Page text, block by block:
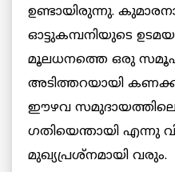
ഉണ്ടായിരുന്നു.
ഓട്ടുകമ്പനിയുടെ
മൂലധനത്തെ ഒരു
അടിത്തറയായി
ഈഴവ സമുദായത്തിലെ
ഗതിയെന്തായി എന്നു
മുഖ്യപ്രശ്നമായി വരും.